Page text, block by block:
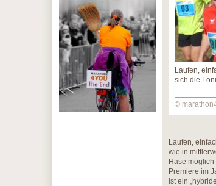
Laufen,
sich die
©
Laufen,
wie in
Hase
Premiere im
ist ein